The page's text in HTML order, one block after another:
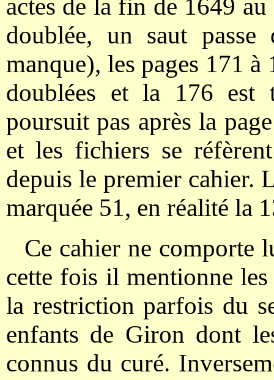
actes de la fin de 1649
doublée, un saut
manque), les pages 171
doublées et la 176
poursuit pas après la
et les fichiers se
depuis le premier cahier.
marquée 51, en réalité la
Ce cahier ne comporte
cette fois il mentionne les
la restriction parfois du
enfants de Giron dont
connus du curé.